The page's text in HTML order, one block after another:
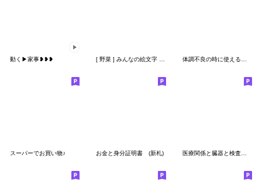
動く▶家事❥❥❥
スーパーでお買い物♪ お金と身分証明書 (新札) 医療関係と臓器と検査で絵文字